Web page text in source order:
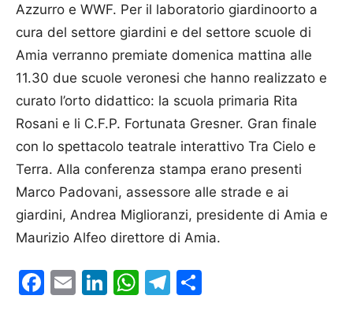
Azzurro e WWF. Per il laboratorio giardinoorto a
cura del settore giardini e del settore scuole di
Amia verranno premiate domenica mattina alle
11.30 due scuole veronesi che hanno realizzato e
curato l’orto didattico: la scuola primaria Rita
Rosani e li C.F.P. Fortu­nata Gresner. Gran finale
con lo spettacolo teatrale interattivo Tra Cielo e
Terra. Alla conferenza stampa erano presenti
Marco Padovani, assessore alle strade e ai
giardini, An­drea Miglioranzi, presidente di Amia e
Maurizio Alfeo direttore di Amia.
Facebook
EmailLinkedIn
WhatsApp
Telegram